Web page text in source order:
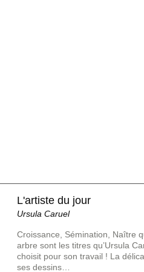
L'artiste du jour
Ursula Caruel
Croissance, Sémination, Naître
arbre sont les titres qu’Ursula
choisit pour son travail ! La
ses dessins…